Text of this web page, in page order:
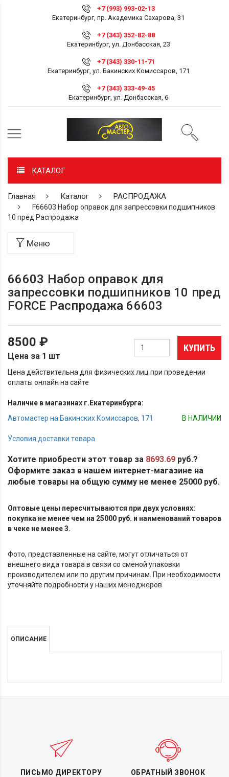
+7 (993) 993-02-13
Екатеринбург, пр. Академика Сахарова, 31
+7 (343) 352-82-88
Екатеринбург, ул. Донбасская, 23
+7 (343) 330-11-71
Екатеринбург, ул. Бакинских Комиссаров, 171
+7 (343) 333-49-45
Екатеринбург, ул. Донбасская, 6
КАТАЛОГ
Главная Каталог РАСПРОДАЖА
F66603 Набор оправок для запрессовки подшипников
10 пред Распродажа
Меню
66603 Набор оправок для
запрессовки подшипников 10 пред
FORCE Распродажа 66603
8500 ₽
Цена за 1 шт
КУПИТЬ
Цена действительна для физических лиц при проведении
оплаты онлайн на сайте
Наличие в магазинах г.Екатеринбурга:
Автомастер на Бакинских Комиссаров, 171
В НАЛИЧИИ
Условия доставки товара
Хотите приобрести этот товар за 8693.69 руб.?
Оформите заказ в нашем интернет-магазине на
любые товары на общую сумму не менее 25000 руб.
Оптовые цены пересчитываются при двух условиях:
покупка не менее чем на 25000 руб. и наименований товаров
в чеке не менее 3.
Фото, представленные на сайте, могут отличаться от
внешнего вида товара в связи со сменой упаковки
производителем или по другим причинам. При необходимости
уточняйте подробности у наших менеджеров
ОПИСАНИЕ
ПИСЬМО ДИРЕКТОРУ ОБРАТНЫЙ ЗВОНОК